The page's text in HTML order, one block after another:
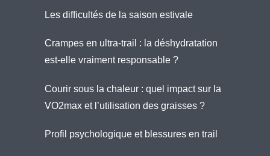
Les difficultés de la saison estivale
Crampes en ultra-trail : la déshydratation
est-elle vraiment responsable ?
Courir sous la chaleur : quel impact sur la
VO2max et l’utilisation des graisses ?
Profil psychologique et blessures en trail